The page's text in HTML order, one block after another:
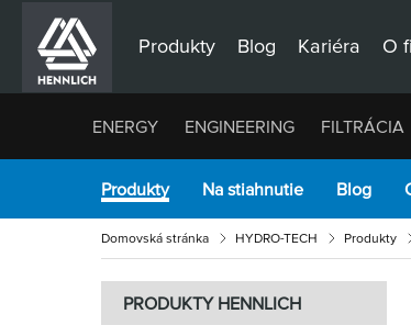
Produkty Blog Kariéra O
ENERGY ENGINEERING FILTRÁCIA
Produkty Na stiahnutie Blog
Domovská stránka HYDRO-TECH Produkty
PRODUKTY HENNLICH